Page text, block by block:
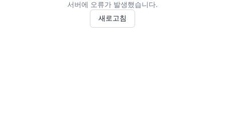
서버에 오류가 발생했습니다.
새로고침